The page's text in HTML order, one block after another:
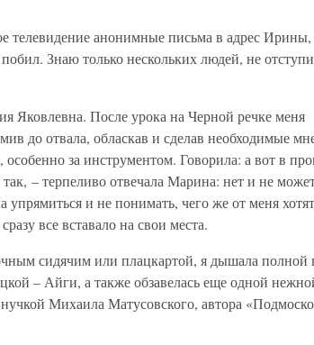
телевидение анонимные письма в адрес Ирины,
Знаю только нескольких людей, не
Яковлевна. После урока на Черной речке меня
до отвала, обласкав и сделав необходимые
за инструментом. Говорила: а вот в
– терпеливо отвечала Марина: нет и не
и не понимать, чего же от меня
все вставало на свои места.
сидячим или плацкартой, я дышала полной
– Айги, а также обзавелась еще одной
Михаила Матусовского, автора